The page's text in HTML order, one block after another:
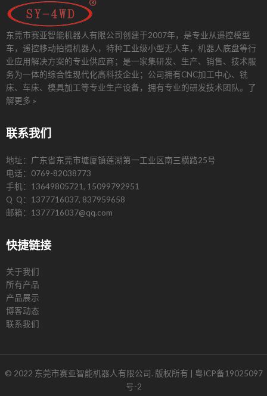
东莞市赛亚智能机器人有限公司创建于2007年，是专业从遥控模型
车，遥控移动拍摄机器人，特种工业级小型无人车，机器人底盘等行
业应用解决方案的专业供应商；是一家集研发、生产、销售、技术服
务为一体的综合性现代化高科技企业；公司拥有CNC加工中心、铣
床、车床、模具加工等专业生产设备，拥有专业的研发技术团队。 了
解更多 »
联系我们
地址：广东省东莞市塘厦镇莲湖第一工业区南三横路25号
电话：0769-82038773
手机：13649805721, 15099792951
Q Q：1377716037, 837959658
邮箱：1377716037@qq.com
快捷链接
关于我们
所有产品
产品展示
博客动态
联系我们
© 2022 东莞市赛亚智能机器人有限公司. 版权所有 | 粤ICP备19025097
号-2